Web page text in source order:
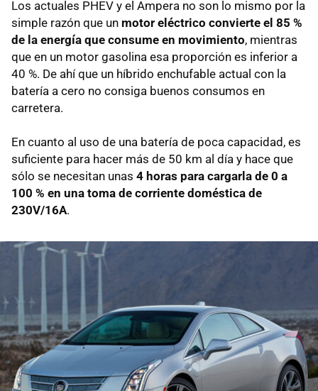
Los actuales PHEV y el Ampera no son lo mismo por la
simple razón que un motor eléctrico convierte el 85 %
de la energía que consume en movimiento, mientras
que en un motor gasolina esa proporción es inferior a
40 %. De ahí que un híbrido enchufable actual con la
batería a cero no consiga buenos consumos en
carretera.
En cuanto al uso de una batería de poca capacidad, es
suficiente para hacer más de 50 km al día y hace que
sólo se necesitan unas 4 horas para cargarla de 0 a
100 % en una toma de corriente doméstica de
230V/16A.